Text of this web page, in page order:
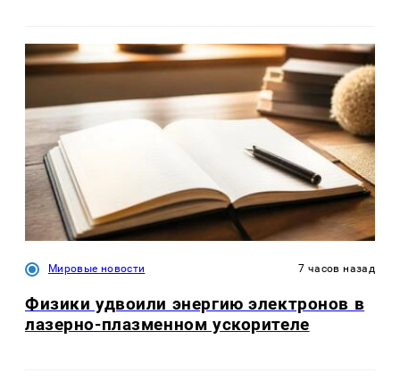
Мировые новости 7 часов назад
Физики удвоили энергию электронов в
лазерно-плазменном ускорителе